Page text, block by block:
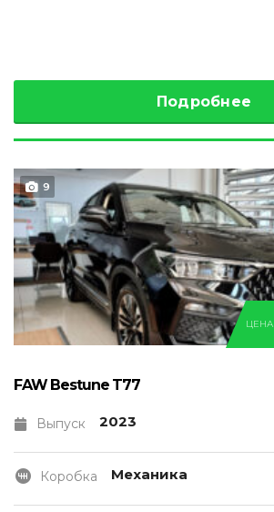
Подробнее
9
ЦЕНА
FAW Bestune T77
Выпуск 2023
Коробка Механика